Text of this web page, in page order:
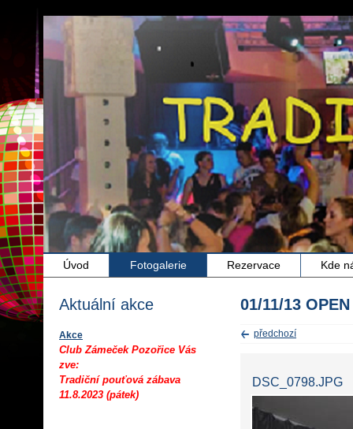
Úvod Fotogalerie Rezervace Kde
01/11/13 OPEN
předchozí
DSC_0798.JPG
Aktuální akce
Akce
Club Zámeček Pozořice Vás
zve:
Tradiční pouťová zábava
11.8.2023 (pátek)